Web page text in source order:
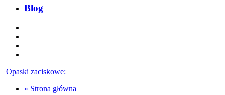
Blog
Opaski zaciskowe:
» Strona główna